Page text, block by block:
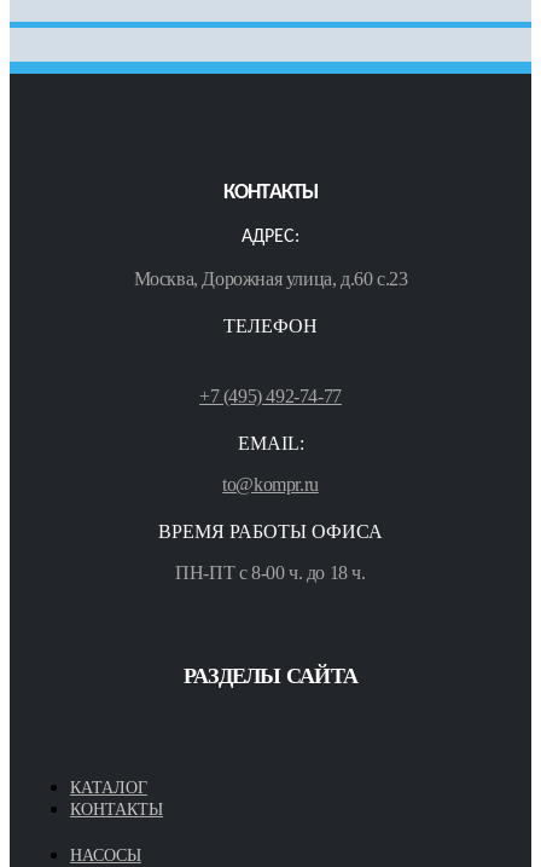
КОНТАКТЫ
АДРЕС:
Москва, Дорожная улица, д.60 с.23
ТЕЛЕФОН
+7 (495) 492-74-77
EMAIL:
to@kompr.ru
ВРЕМЯ РАБОТЫ ОФИСА
ПН-ПТ с 8-00 ч. до 18 ч.
РАЗДЕЛЫ САЙТА
КАТАЛОГ
КОНТАКТЫ
НАСОСЫ